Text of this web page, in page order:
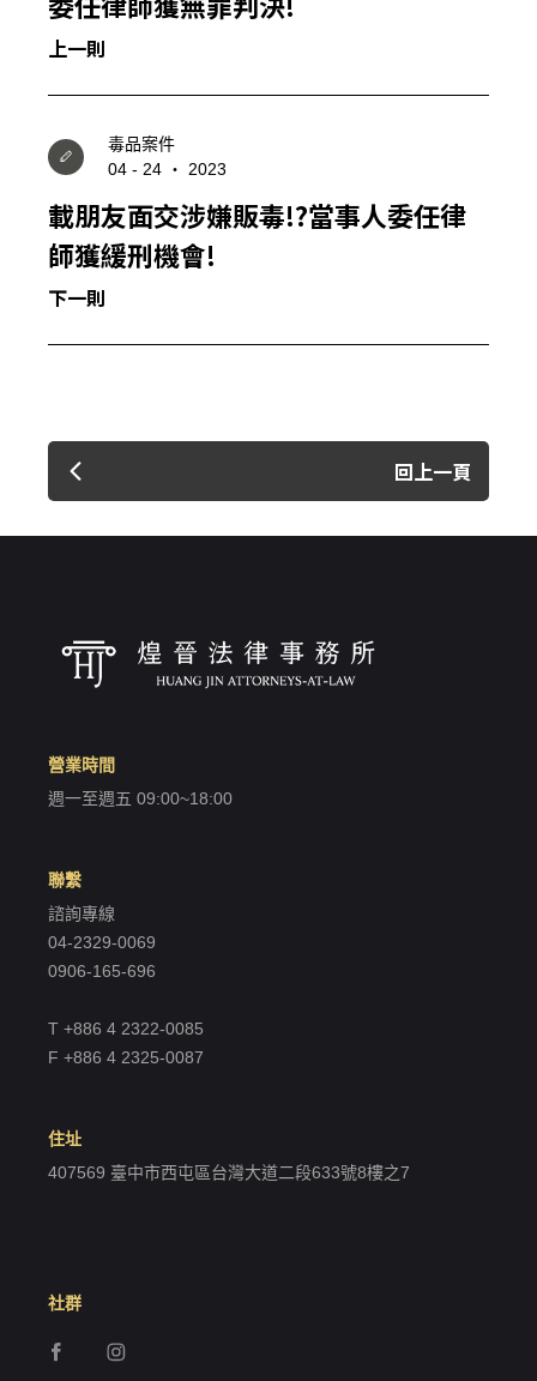
上一則
毒品案件
04 - 24 ‧ 2023
載朋友面交涉嫌販毒!?當事人委任律
師獲緩刑機會!
下一則
回上一頁
營業時間
週一至週五 09:00~18:00
聯繫
諮詢專線
04-2329-0069
0906-165-696
T +886 4 2322-0085
F +886 4 2325-0087
住址
407569 臺中市西屯區台灣大道二段633號8樓之7
社群